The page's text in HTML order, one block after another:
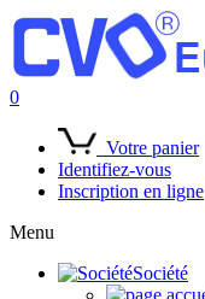
0
Votre panier
Identifiez-vous
Inscription en ligne
Menu
Société